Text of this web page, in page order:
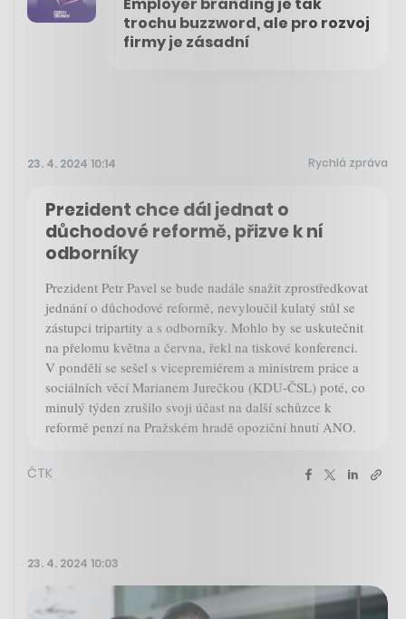
trochu buzzword, ale pro rozvoj
firmy je zásadní
23. 4. 2024 10:14 Rychlá zpráva
Prezident chce dál jednat o
důchodové reformě, přizve k ní
odborníky
Prezident Petr Pavel se bude nadále snažit zprostředkovat
jednání o důchodové reformě, nevyloučil kulatý stůl se
zástupci tripartity a s odborníky. Mohlo by se uskutečnit
na přelomu května a června, řekl na tiskové konferenci.
V pondělí se sešel s vicepremiérem a ministrem práce a
sociálních věcí Marianem Jurečkou (KDU-ČSL) poté, co
minulý týden zrušilo svoji účast na další schůzce k
reformě penzí na Pražském hradě opoziční hnutí ANO.
ČTK
23. 4. 2024 10:03